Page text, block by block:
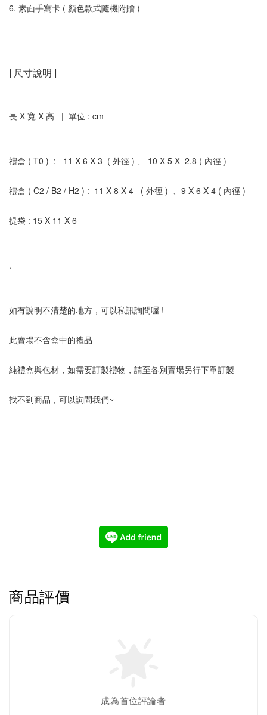
6. 素面手寫卡 ( 顏色款式隨機附贈 )
| 尺寸說明 |
長 X 寬 X 高   |  單位 : cm
禮盒 ( T0 )  :   11 X 6 X 3  ( 外徑 ) 、 10 X 5 X  2.8 ( 內徑 )
禮盒 ( C2 / B2 / H2 ) :  11 X 8 X 4   ( 外徑 )  、9 X 6 X 4 ( 內徑 )
提袋 : 15 X 11 X 6
.
如有說明不清楚的地方，可以私訊詢問喔 !
此賣場不含盒中的禮品
純禮盒與包材，如需要訂製禮物，請至各別賣場另行下單訂製
找不到商品，可以詢問我們~
商品評價
成為首位評論者